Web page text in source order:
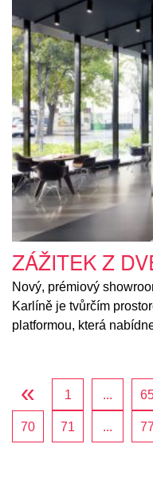
ZÁŽITEK Z
Nový, prémiový
Karlíně je tvůrčím
platformou, která
« 1 ...
70 71 ... 77